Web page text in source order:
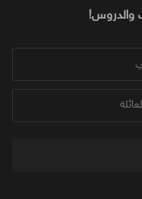
والدروس!